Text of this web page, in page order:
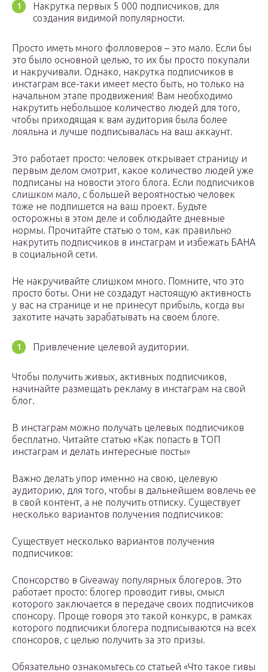
Накрутка первых 5 000 подписчиков, для
создания видимой популярности.
Просто иметь много фолловеров – это мало. Если бы
это было основной целью, то их бы просто покупали
и накручивали. Однако, накрутка подписчиков в
инстаграм все-таки имеет место быть, но только на
начальном этапе продвижения! Вам необходимо
накрутить небольшое количество людей для того,
чтобы приходящая к вам аудитория была более
лояльна и лучше подписывалась на ваш аккаунт.
Это работает просто: человек открывает страницу и
первым делом смотрит, какое количество людей уже
подписаны на новости этого блога. Если подписчиков
слишком мало, с большей вероятностью человек
тоже не подпишется на ваш проект. Будьте
осторожны в этом деле и соблюдайте дневные
нормы. Прочитайте статью о том, как правильно
накрутить подписчиков в инстаграм и избежать БАНА
в социальной сети.
Не накручивайте слишком много. Помните, что это
просто боты. Они не создадут настоящую активность
у вас на странице и не принесут прибыль, когда вы
захотите начать зарабатывать на своем блоге.
Привлечение целевой аудитории.
Чтобы получить живых, активных подписчиков,
начинайте размещать рекламу в инстаграм на свой
блог.
В инстаграм можно получать целевых подписчиков
бесплатно. Читайте статью «Как попасть в ТОП
инстаграм и делать интересные посты»
Важно делать упор именно на свою, целевую
аудиторию, для того, чтобы в дальнейшем вовлечь ее
в свой контент, а не получить отписку. Существует
несколько вариантов получения подписчиков:
Существует несколько вариантов получения
подписчиков:
Спонсорство в Giveaway популярных блогеров. Это
работает просто: блогер проводит гивы, смысл
которого заключается в передаче своих подписчиков
спонсору. Проще говоря это такой конкурс, в рамках
которого подписчики блогера подписываются на всех
спонсоров, с целью получить за это призы.
Обязательно ознакомьтесь со статьей «Что такое гивы